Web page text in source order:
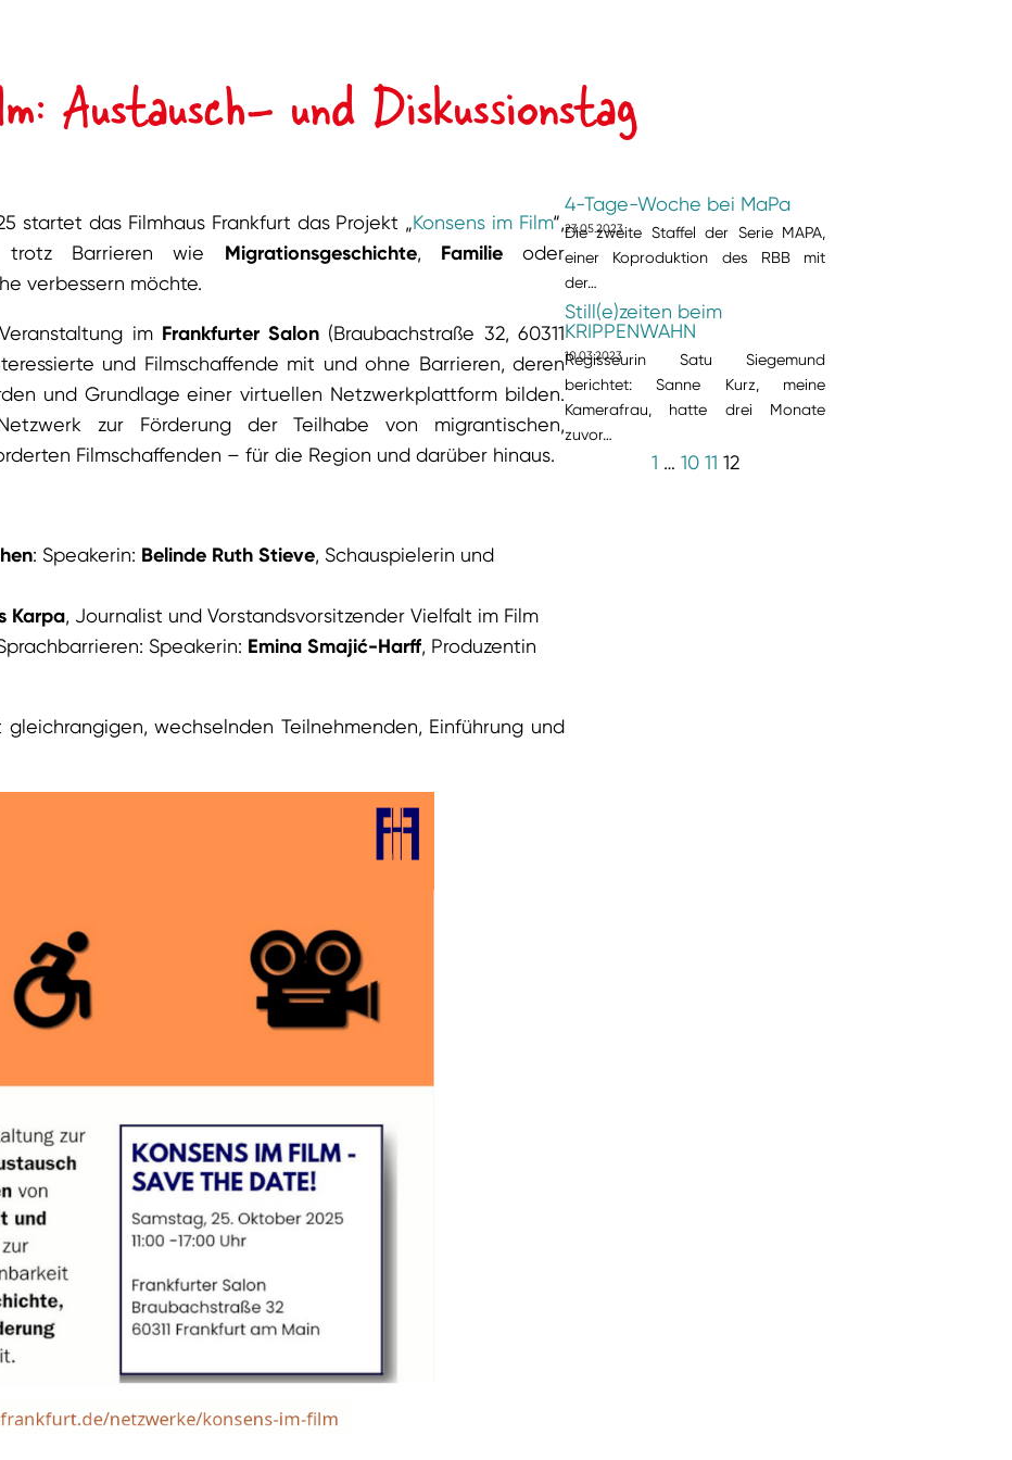
Austausch- und Diskussionstag
startet das Filmhaus Frankfurt das Projekt „Konsens im Film“,
trotz Barrieren wie Migrationsgeschichte, Familieoder
verbessern möchte.
im Frankfurter Salon (Braubachstraße 32, 60311
und Filmschaffende mit und ohne Barrieren, deren
und Grundlage einer virtuellen Netzwerkplattform bilden.
zur Förderung der Teilhabe von migrantischen,
Filmschaffenden – für die Region und darüber hinaus.
: Speakerin: Belinde Ruth Stieve, Schauspielerin und
Karpa, Journalist und Vorstandsvorsitzender Vielfalt im Film
Speakerin: Emina Smajić-Harff, Produzentin
wechselnden Teilnehmenden, Einführung und
4-Tage-Woche bei MaPa
23.05.2023
Die zweite Staffel der Serie MAPA,
einer Koproduktion des RBB mit
der…
Still(e)zeiten beim
KRIPPENWAHN
10.03.2023
Regisseurin Satu Siegemund
berichtet: Sanne Kurz, meine
Kamerafrau, hatte drei Monate
zuvor…
1 … 10 11 12